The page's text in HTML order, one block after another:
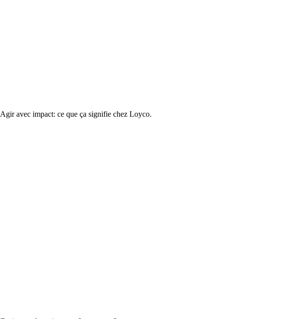
Agir avec impact: ce que ça signifie chez Loyco.